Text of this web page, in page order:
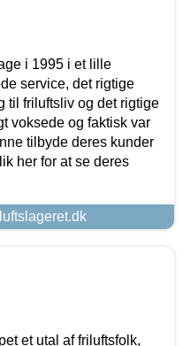
i 1995 i et lille
service, det rigtige
til friluftsliv og det rigtige
voksede og faktisk var
tilbyde deres kunder
her for at se deres
et utal af friluftsfolk,